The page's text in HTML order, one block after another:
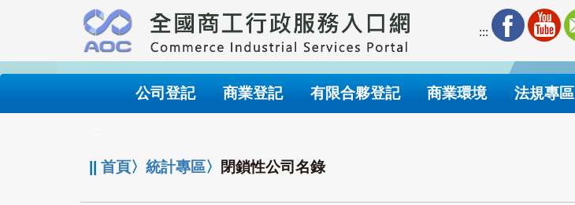
要
內
:::
公司登記 商業登記 有限合夥登記 商業環境 法規專區
||首頁〉統計專區〉 閉鎖性公司名錄